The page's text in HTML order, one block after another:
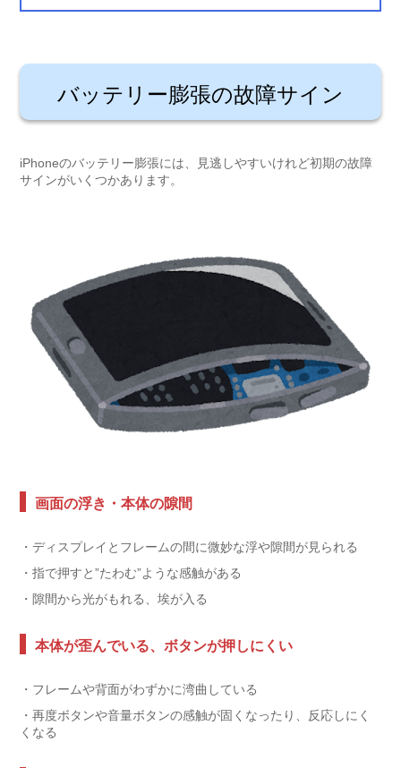
バッテリー膨張の故障サイン
iPhoneのバッテリー膨張には、見逃しやすいけれど初期の故障
サインがいくつかあります。
画面の浮き・本体の隙間
・ディスプレイとフレームの間に微妙な浮や隙間が見られる
・指で押すと”たわむ”ような感触がある
・隙間から光がもれる、埃が入る
本体が歪んでいる、ボタンが押しにくい
・フレームや背面がわずかに湾曲している
・再度ボタンや音量ボタンの感触が固くなったり、反応しにく
くなる